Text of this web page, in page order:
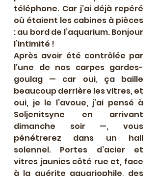
téléphone. Car j’ai déjà repéré
où étaient les cabines à pièces
: au bord de l’aquarium. Bonjour
l’intimité !
Après avoir été contrôlée par
l’une de nos carpes gardes-
goulag — car oui, ça baille
beaucoup derrière les vitres, et
oui, je le l’avoue, j’ai pensé à
Soljenitsyne en arrivant
dimanche soir —, vous
pénétrerez dans un hall
solennel. Portes d’acier et
vitres jaunies côté rue et, face
à la guérite aquariophile, des